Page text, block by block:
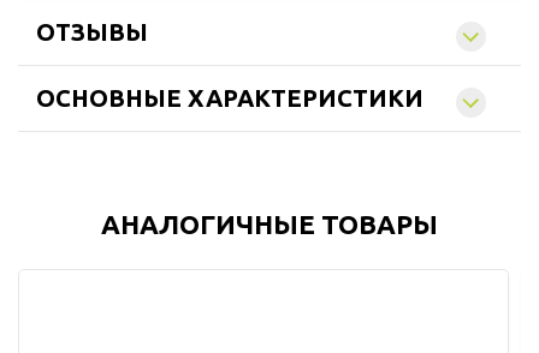
ОТЗЫВЫ
ОСНОВНЫЕ ХАРАКТЕРИСТИКИ
АНАЛОГИЧНЫЕ ТОВАРЫ